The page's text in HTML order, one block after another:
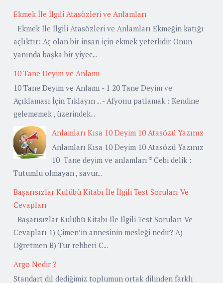
Ekmek İle İlgili Atasözleri ve Anlamları
Ekmek İle İlgili Atasözleri ve Anlamları Ekmeğin katığı
açlıktır: Aç olan bir insan için ekmek yeterlidir. Onun
yanında başka bir yiyec...
10 Tane Deyim ve Anlamı
10 Tane Deyim ve Anlamı - 1 20 Tane Deyim ve
Açıklaması İçin Tıklayın ... - Afyonu patlamak : Kendine
gelememek , üzerindek...
Anlamları Kısa 10 Deyim 10 Atasözü Yazınız
Anlamları Kısa 10 Deyim 10 Atasözü Yazınız
10 Tane deyim ve anlamları * Cebi delik :
Tutumlu olmayan , savur...
Başarısızlar Kulübü Kitabı İle İlgili Test Soruları Ve
Cevapları
Başarısızlar Kulübü Kitabı İle İlgili Test Soruları Ve
Cevapları 1) Çimen’in annesinin mesleği nedir? A)
Öğretmen B) Tur rehberi C...
Argo Nedir ?
Standart dil dediğimiz toplumun ortak dilinden farklı